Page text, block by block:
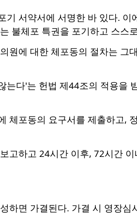
서약서에 서명한 바 있다. 이
불체포 특권을 포기하고 스스
원에 대한 체포동의 절차는 그
다'는 헌법 제44조의 적용을
체포동의 요구서를 제출하고,
고하고 24시간 이후, 72시간
하면 가결된다. 가결 시 영장심